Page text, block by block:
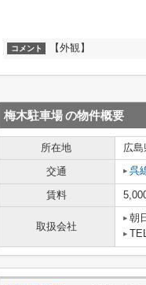
コメント 【外観】
梅木駐車場の物件概要
所在地 広島
交通
呉
賃料
取扱会社
朝